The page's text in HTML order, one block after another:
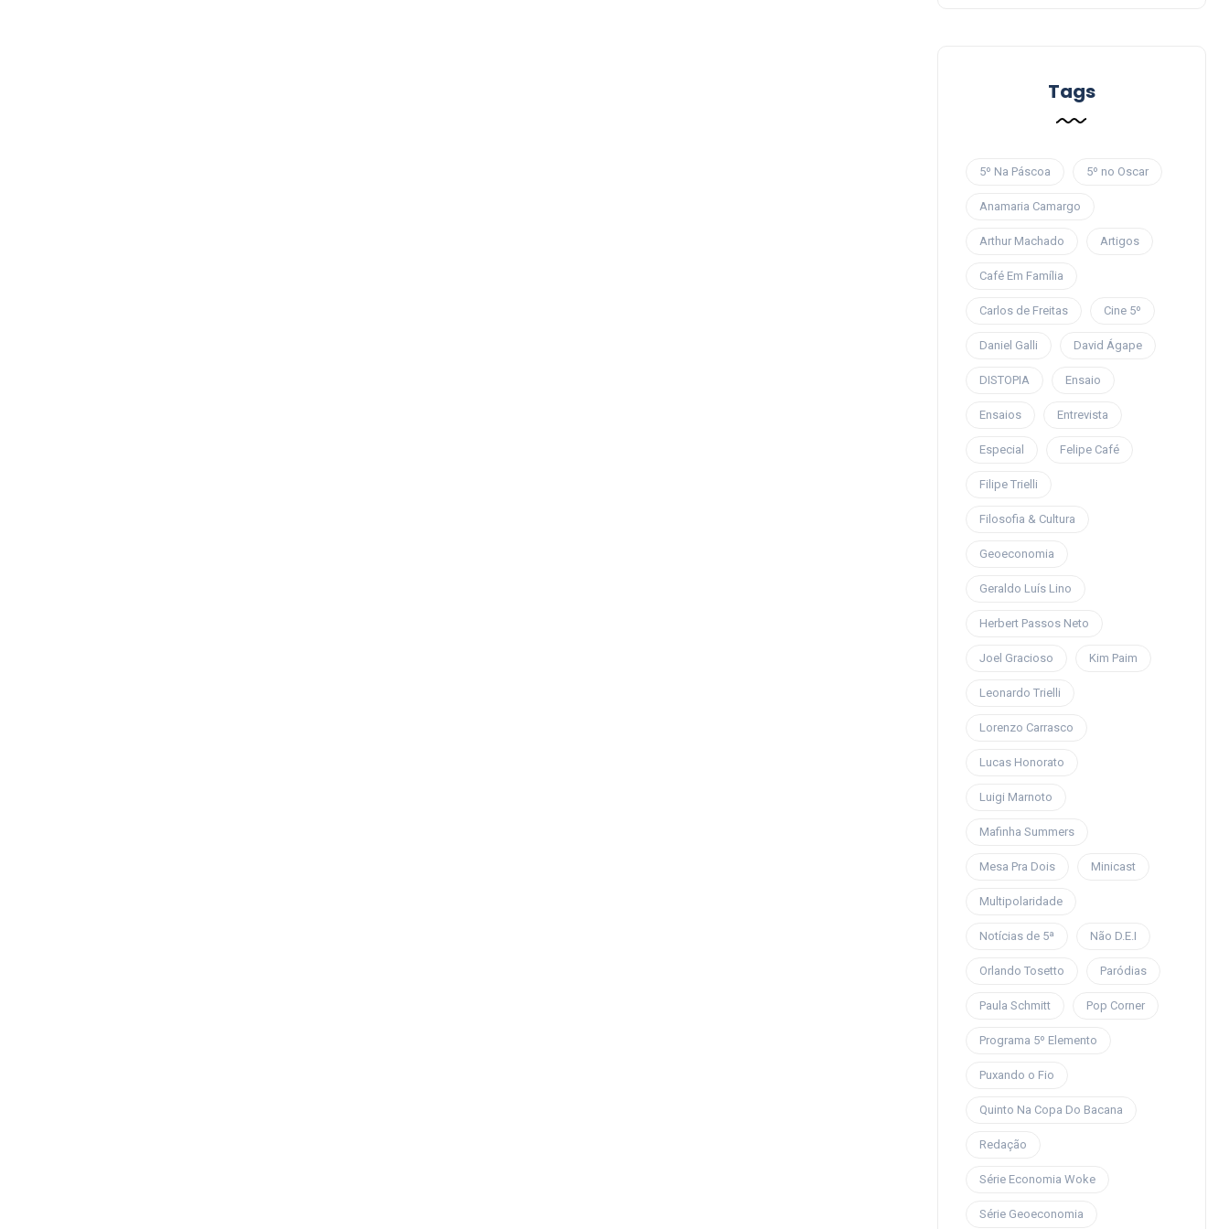
Tags
5º Na Páscoa 5º no Oscar
Anamaria Camargo
Arthur Machado Artigos
Café Em Família
Carlos de Freitas Cine 5º
Daniel Galli David Ágape
DISTOPIA Ensaio
Ensaios Entrevista
Especial Felipe Café
Filipe Trielli
Filosofia & Cultura
Geoeconomia
Geraldo Luís Lino
Herbert Passos Neto
Joel Gracioso Kim Paim
Leonardo Trielli
Lorenzo Carrasco
Lucas Honorato
Luigi Marnoto
Mafinha Summers
Mesa Pra Dois Minicast
Multipolaridade
Notícias de 5ª Não D.E.I
Orlando Tosetto Paródias
Paula Schmitt Pop Corner
Programa 5º Elemento
Puxando o Fio
Quinto Na Copa Do Bacana
Redação
Série Economia Woke
Série Geoeconomia